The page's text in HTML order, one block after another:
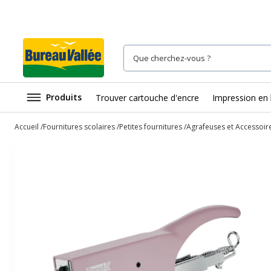
Produits Trouver cartouche d'encre Impression en
Accueil Fournitures scolaires Petites fournitures Agrafeuses et